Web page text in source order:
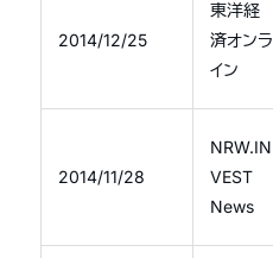
2014/12/25
東洋経
済オンラ
イン
2014/11/28
NRW.IN
VEST
News